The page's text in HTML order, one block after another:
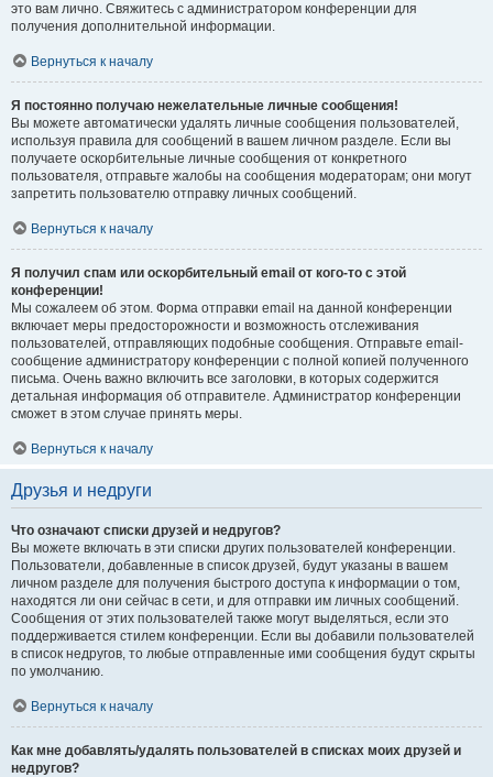
это вам лично. Свяжитесь с администратором конференции для
получения дополнительной информации.
Вернуться к началу
Я постоянно получаю нежелательные личные сообщения!
Вы можете автоматически удалять личные сообщения пользователей,
используя правила для сообщений в вашем личном разделе. Если вы
получаете оскорбительные личные сообщения от конкретного
пользователя, отправьте жалобы на сообщения модераторам; они могут
запретить пользователю отправку личных сообщений.
Вернуться к началу
Я получил спам или оскорбительный email от кого-то с этой
конференции!
Мы сожалеем об этом. Форма отправки email на данной конференции
включает меры предосторожности и возможность отслеживания
пользователей, отправляющих подобные сообщения. Отправьте email-
сообщение администратору конференции с полной копией полученного
письма. Очень важно включить все заголовки, в которых содержится
детальная информация об отправителе. Администратор конференции
сможет в этом случае принять меры.
Вернуться к началу
Друзья и недруги
Что означают списки друзей и недругов?
Вы можете включать в эти списки других пользователей конференции.
Пользователи, добавленные в список друзей, будут указаны в вашем
личном разделе для получения быстрого доступа к информации о том,
находятся ли они сейчас в сети, и для отправки им личных сообщений.
Сообщения от этих пользователей также могут выделяться, если это
поддерживается стилем конференции. Если вы добавили пользователей
в список недругов, то любые отправленные ими сообщения будут скрыты
по умолчанию.
Вернуться к началу
Как мне добавлять/удалять пользователей в списках моих друзей и
недругов?